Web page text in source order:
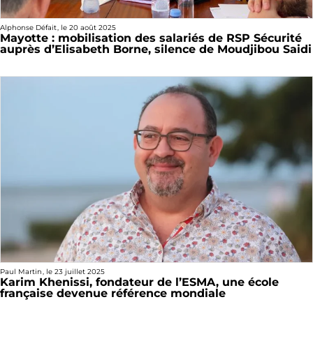
Alphonse Défait, le 20 août 2025
Mayotte : mobilisation des salariés de RSP Sécurité
auprès d’Elisabeth Borne, silence de Moudjibou Saidi
Paul Martin, le 23 juillet 2025
Karim Khenissi, fondateur de l’ESMA, une école
française devenue référence mondiale